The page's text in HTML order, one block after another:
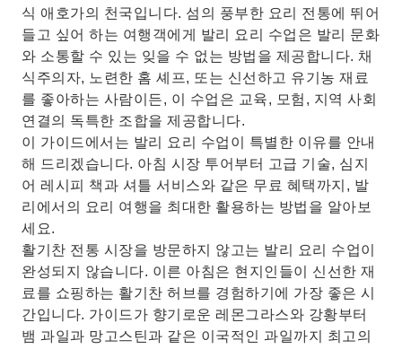
식 애호가의 천국입니다. 섬의 풍부한 요리 전통에 뛰어
들고 싶어 하는 여행객에게 발리 요리 수업은 발리 문화
와 소통할 수 있는 잊을 수 없는 방법을 제공합니다. 채
식주의자, 노련한 홈 셰프, 또는 신선하고 유기농 재료
를 좋아하는 사람이든, 이 수업은 교육, 모험, 지역 사회
연결의 독특한 조합을 제공합니다.
이 가이드에서는 발리 요리 수업이 특별한 이유를 안내
해 드리겠습니다. 아침 시장 투어부터 고급 기술, 심지
어 레시피 책과 셔틀 서비스와 같은 무료 혜택까지, 발
리에서의 요리 여행을 최대한 활용하는 방법을 알아보
세요.
활기찬 전통 시장을 방문하지 않고는 발리 요리 수업이
완성되지 않습니다. 이른 아침은 현지인들이 신선한 재
료를 쇼핑하는 활기찬 허브를 경험하기에 가장 좋은 시
간입니다. 가이드가 향기로운 레몬그라스와 강황부터
뱀 과일과 망고스틴과 같은 이국적인 과일까지 최고의